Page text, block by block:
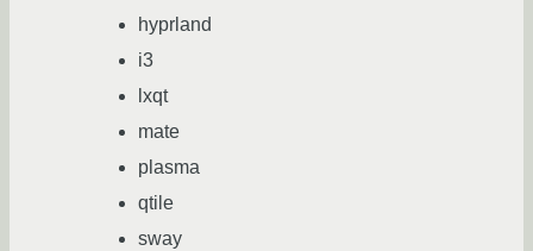
hyprland
i3
lxqt
mate
plasma
qtile
sway